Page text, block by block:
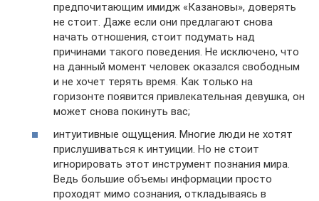
предпочитающим имидж «Казановы», доверять
не стоит. Даже если они предлагают снова
начать отношения, стоит подумать над
причинами такого поведения. Не исключено, что
на данный момент человек оказался свободным
и не хочет терять время. Как только на
горизонте появится привлекательная девушка, он
может снова покинуть вас;
интуитивные ощущения. Многие люди не хотят
прислушиваться к интуиции. Но не стоит
игнорировать этот инструмент познания мира.
Ведь большие объемы информации просто
проходят мимо сознания, откладываясь в